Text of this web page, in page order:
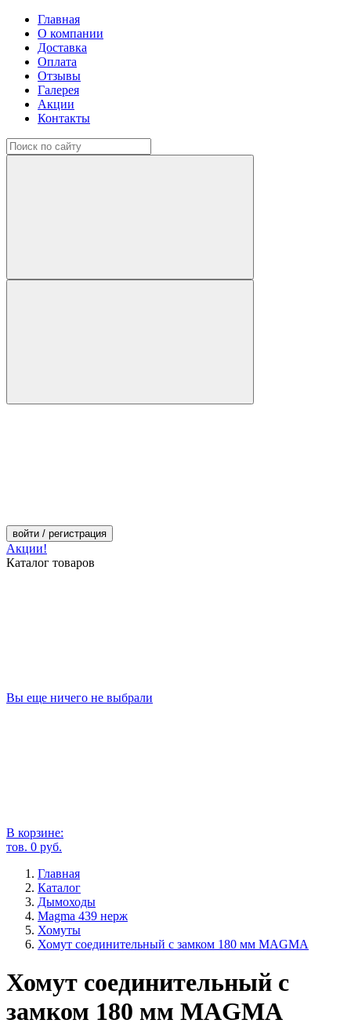
Главная
О компании
Доставка
Оплата
Отзывы
Галерея
Акции
Контакты
войти / регистрация
Акции!
Каталог товаров
Вы еще ничего не выбрали
В корзине:
тов. 0 руб.
Главная
Каталог
Дымоходы
Magma 439 нерж
Хомуты
Хомут соединительный с замком 180 мм MAGMA
Хомут соединительный с
замком 180 мм MAGMA